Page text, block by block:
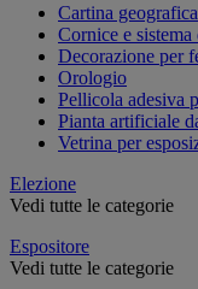
Cartina geografica
Cornice e
Decorazione per
Orologio
Pellicola adesiva
Pianta artificiale
Vetrina per
Elezione
Vedi tutte le categorie
Espositore
Vedi tutte le categorie